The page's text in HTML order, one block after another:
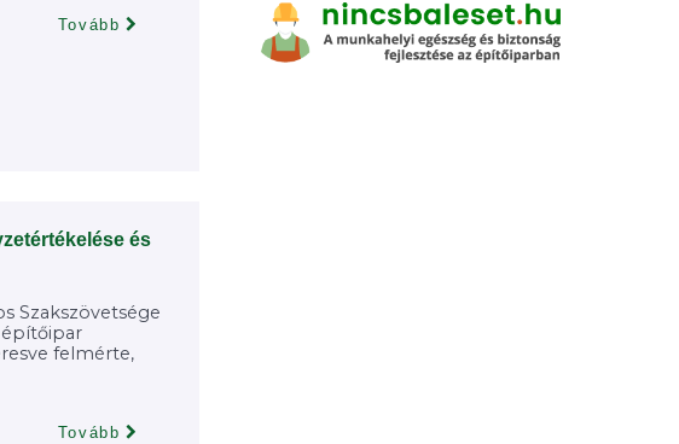
Tovább
és
Szakszövetsége
építőipar
felmérte,
Tovább